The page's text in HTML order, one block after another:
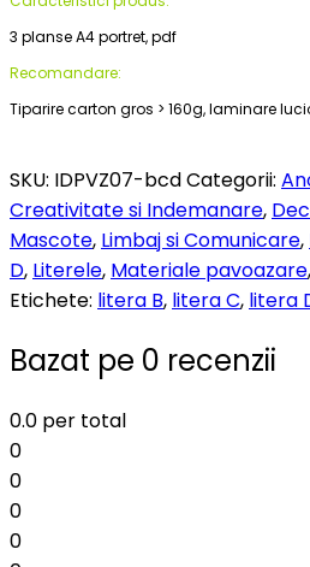
3 planse A4 portret, pdf
Recomandare:
Tiparire carton gros > 160g, laminare
SKU: IDPVZ07-bcdCategorii:
Creativitate si Indemanare,
Mascote, Limbaj si Comunicare,
D, Literele, Materiale pavoazare,
Etichete: litera B, litera C, litera
Bazat pe 0 recenzii
0.0 per total
0
0
0
0